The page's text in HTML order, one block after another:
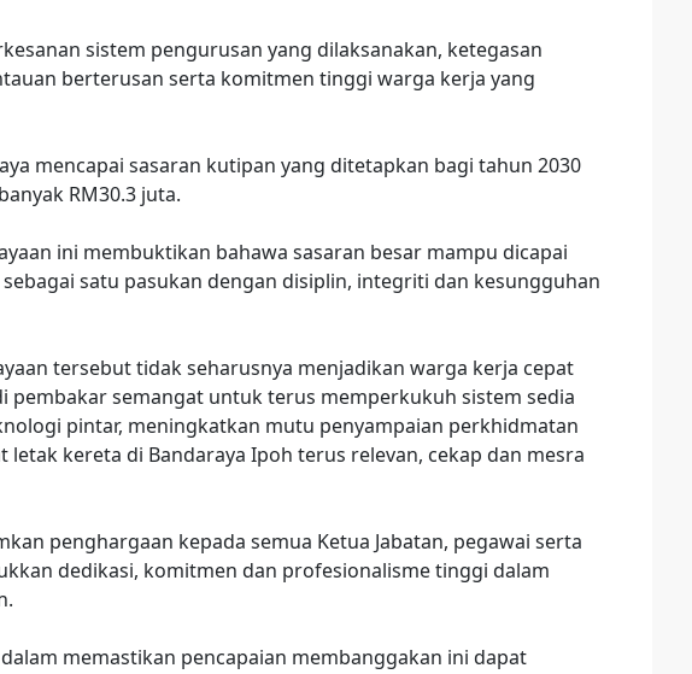
sistem pengurusan yang dilaksanakan, ketegasan
berterusan serta komitmen tinggi warga kerja yang
mencapai sasaran kutipan yang ditetapkan bagi tahun 2030
RM30.3 juta.
ini membuktikan bahawa sasaran besar mampu dicapai
satu pasukan dengan disiplin, integriti dan kesungguhan
tersebut tidak seharusnya menjadikan warga kerja cepat
pembakar semangat untuk terus memperkukuh sistem sedia
pintar, meningkatkan mutu penyampaian perkhidmatan
kereta di Bandaraya Ipoh terus relevan, cekap dan mesra
penghargaan kepada semua Ketua Jabatan, pegawai serta
dedikasi, komitmen dan profesionalisme tinggi dalam
memastikan pencapaian membanggakan ini dapat